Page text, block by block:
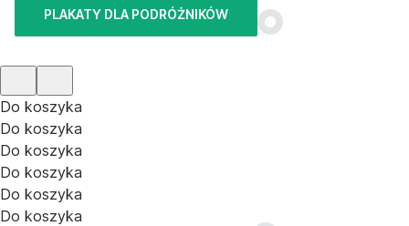
PLAKATY DLA PODRÓŻNIKÓW
Do koszyka
Do koszyka
Do koszyka
Do koszyka
Do koszyka
Do koszyka